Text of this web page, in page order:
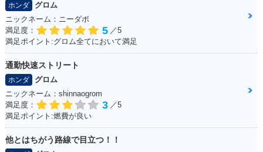
ホンダ
グロム
ニックネーム：ニーダボ
満足度：
5 ／5
満足ポイント:グロム全てにおいて満足
通勤快速ストリート
ホンダ
グロム
ニックネーム：shinnaogrom
満足度：
3 ／5
満足ポイント:燃費が良い
他とはちがう路線で目立つ！！